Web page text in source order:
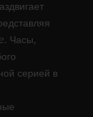
Часы,
серией в